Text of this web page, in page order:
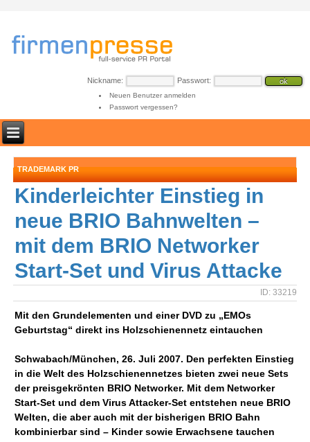
Nickname: Passwort:
Neuen Benutzer anmelden
Passwort vergessen?
TRADEMARK PR
Kinderleichter Einstieg in
neue BRIO Bahnwelten –
mit dem BRIO Networker
Start-Set und Virus Attacke
ID: 33219
Mit den Grundelementen und einer DVD zu „EMOs
Geburtstag“ direkt ins Holzschienennetz eintauchen
Schwabach/München, 26. Juli 2007. Den perfekten Einstieg
in die Welt des Holzschienennetzes bieten zwei neue Sets
der preisgekrönten BRIO Networker. Mit dem Networker
Start-Set und dem Virus Attacker-Set entstehen neue BRIO
Welten, die aber auch mit der bisherigen BRIO Bahn
kombinierbar sind – Kinder sowie Erwachsene tauchen